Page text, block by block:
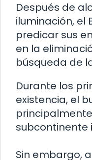
Después de
iluminación, el
predicar sus
en la
búsqueda de
Durante los
existencia, el
subcontinente
Sin embargo,